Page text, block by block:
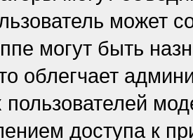
может
могут быть
облегчает
пользователей
доступа к